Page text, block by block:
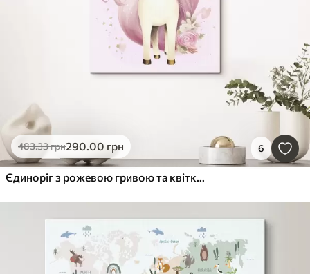
483.33грн290.00 грн 6
Єдиноріг з рожевою гривою та квітковим вінком